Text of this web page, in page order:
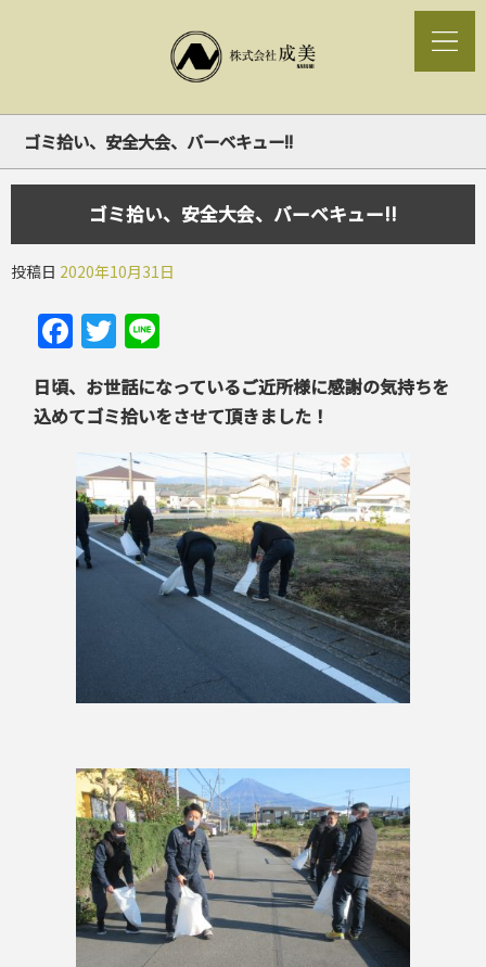
ゴミ拾い、安全大会、バーベキュー!!
ゴミ拾い、安全大会、バーベキュー!!
投稿日 2020年10月31日
Facebook
Twitter
日頃、お世話になっているご近所様に感謝の気持ちを
込めてゴミ拾いをさせて頂きました！